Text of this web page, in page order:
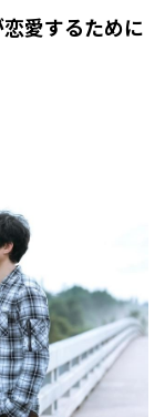
愛するために